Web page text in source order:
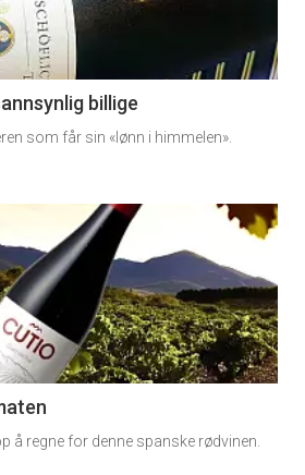
billige
som får sin «lønn i himmelen».
å regne for denne spanske rødvinen.